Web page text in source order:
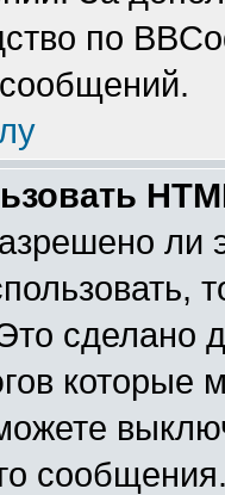
по
Это сделано